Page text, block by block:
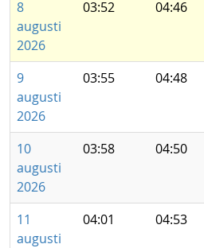
8
augusti
2026
03:52 04:46
9
augusti
2026
03:55 04:48
10
augusti
2026
03:58 04:50
11
augusti
04:01 04:53